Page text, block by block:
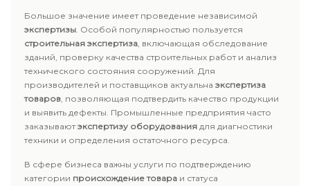
Большое значение имеет проведение независимой
экспертизы. Особой популярностью пользуется
строительная экспертиза, включающая обследование
зданий, проверку качества строительных работ и анализ
технического состояния сооружений. Для
производителей и поставщиков актуальна экспертиза
товаров, позволяющая подтвердить качество продукции
и выявить дефекты. Промышленные предприятия часто
заказываютэкспертизу оборудования для диагностики
техники и определения остаточного ресурса.
В сфере бизнеса важны услуги по подтверждению
категории происхождение товара и статуса